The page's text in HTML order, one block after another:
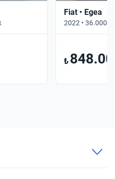
Fiat • Egea
2022 • 36.000
₺